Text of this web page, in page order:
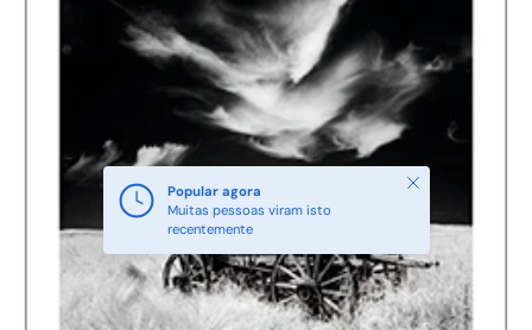
Popular agora
Muitas pessoas viram isto
recentemente
Fechar